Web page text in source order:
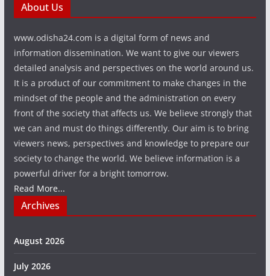
About Us
www.odisha24.com is a digital form of news and
information dissemination. We want to give our viewers
detailed analysis and perspectives on the world around us.
It is a product of our commitment to make changes in the
mindset of the people and the administration on every
front of the society that affects us. We believe strongly that
we can and must do things differently. Our aim is to bring
viewers news, perspectives and knowledge to prepare our
society to change the world. We believe information is a
powerful driver for a bright tomorrow.
Read More...
Archives
August 2026
July 2026